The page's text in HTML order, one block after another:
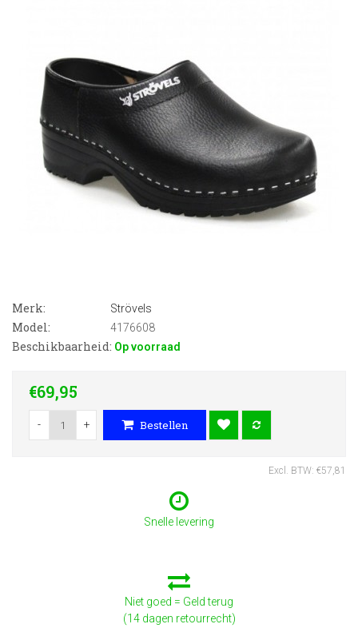
Merk: Strövels
Model: 4176608
Beschikbaarheid: Op voorraad
€69,95
- + Bestellen
Excl. BTW: €57,81
Snelle levering
Niet goed = Geld terug
(14 dagen retourrecht)